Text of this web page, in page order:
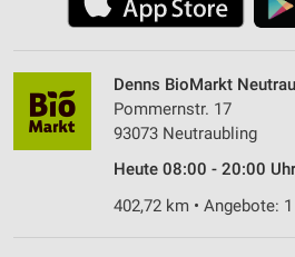
Denns BioMarkt
Pommernstr. 17
93073 Neutraubling
Heute 08:00 - 20:00
402,72 km • Angebote: